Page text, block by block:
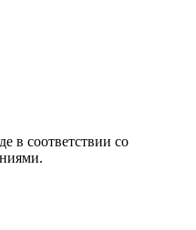
в соответствии со